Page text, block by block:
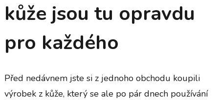
kůže jsou tu opravdu
pro každého
Před nedávnem jste si z jednoho obchodu koupili
výrobek z kůže, který se ale po pár dnech používání